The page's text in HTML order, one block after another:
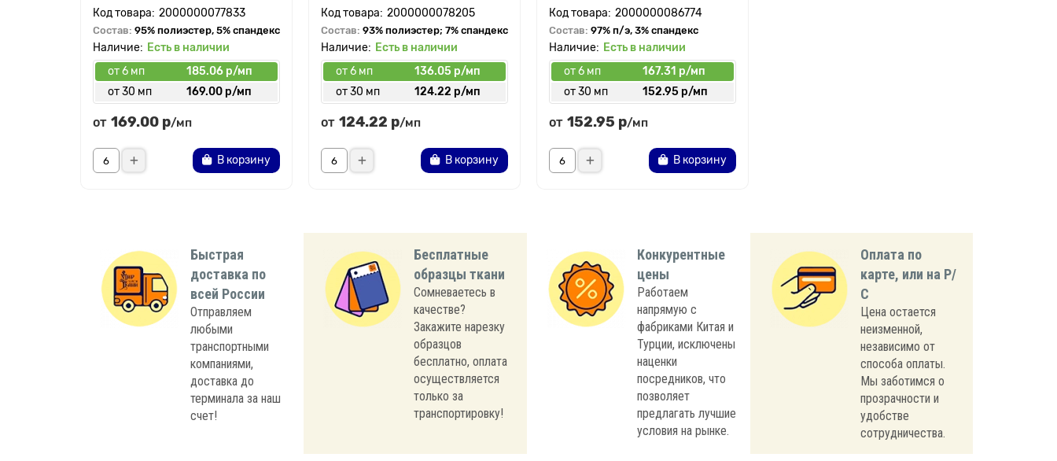
2000000077833
Состав: 95% полиэстер, 5% спандекс
Есть в наличии
от 6 мп
185.06 р/мп
от 30 мп
169.00 р/мп
от 169.00 р/мп
В корзину
2000000078205
Состав: 93% полиэстер; 7% спандекс
Есть в наличии
от 6 мп
136.05 р/мп
от 30 мп
124.22 р/мп
от 124.22 р/мп
В корзину
2000000086774
Состав: 97% п/э, 3% спандекс
Есть в наличии
от 6 мп
167.31 р/мп
от 30 мп
152.95 р/мп
от 152.95 р/мп
В корзину
Быстрая
доставка по
всей России
Отправляем
любыми
транспортными
компаниями,
доставка до
терминала за наш
счет!
Бесплатные
образцы ткани
Сомневаетесь в
качестве?
Закажите нарезку
образцов
бесплатно, оплата
осуществляется
только за
транспортировку!
Конкурентные
цены
Работаем
напрямую с
фабриками Китая и
Турции, исключены
наценки
посредников, что
позволяет
предлагать лучшие
условия на рынке.
Оплата по
карте, или на Р/
С
Цена остается
неизменной,
независимо от
способа оплаты.
Мы заботимся о
прозрачности и
удобстве
сотрудничества.